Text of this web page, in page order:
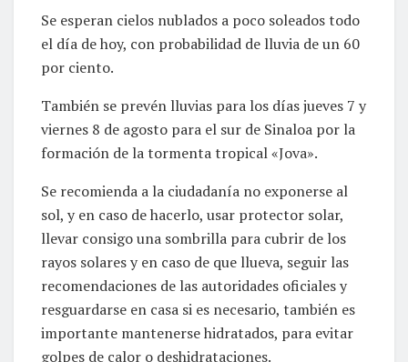
Se esperan cielos nublados a poco soleados todo
el día de hoy, con probabilidad de lluvia de un 60
por ciento.
También se prevén lluvias para los días jueves 7 y
viernes 8 de agosto para el sur de Sinaloa por la
formación de la tormenta tropical «Jova».
Se recomienda a la ciudadanía no exponerse al
sol, y en caso de hacerlo, usar protector solar,
llevar consigo una sombrilla para cubrir de los
rayos solares y en caso de que llueva, seguir las
recomendaciones de las autoridades oficiales y
resguardarse en casa si es necesario, también es
importante mantenerse hidratados, para evitar
golpes de calor o deshidrataciones.